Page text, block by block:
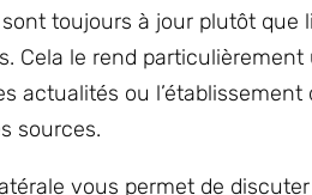
toujours à jour plutôt que
Cela le rend
actualités ou
sources.
vous permet de